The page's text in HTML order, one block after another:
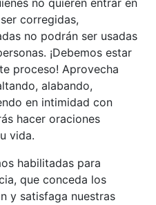
no quieren entrar en
corregidas,
no podrán ser usadas
¡Debemos estar
proceso! Aprovecha
alabando,
en intimidad con
hacer oraciones
vida.
habilitadas para
que conceda los
y satisfaga nuestras